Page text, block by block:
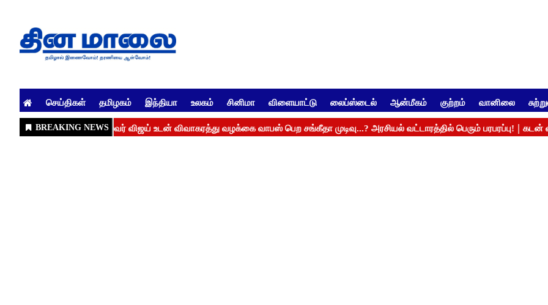
செய்திகள் தமிழகம் இந்தியா உலகம் சினிமா விளையாட்டு லைப்ஸ்டைல் ஆன்மீகம் குற்றம் வானிலை